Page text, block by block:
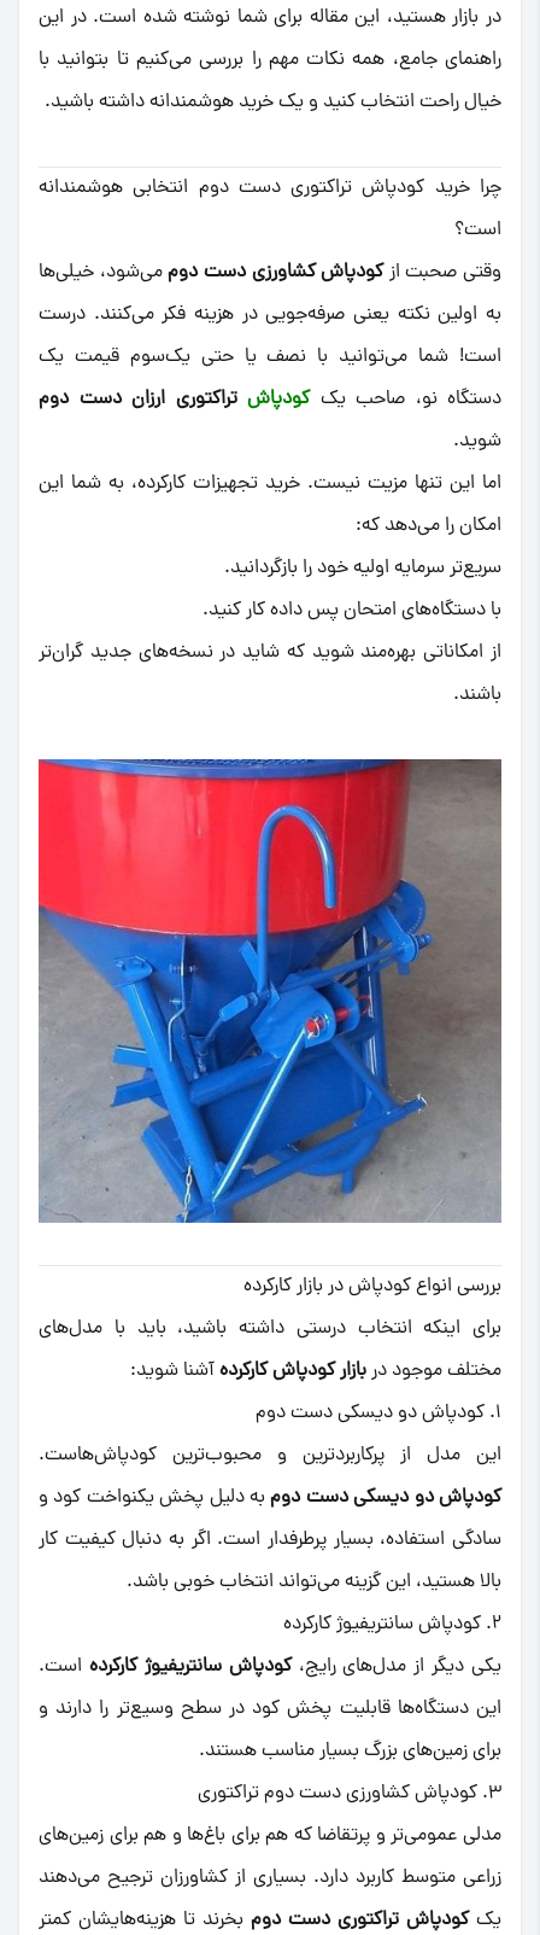
در بازار هستید، این مقاله برای شما نوشته شده است. در این
راهنمای جامع، همه نکات مهم را بررسی می‌کنیم تا بتوانید با
خیال راحت انتخاب کنید و یک خرید هوشمندانه داشته باشید.
چرا خرید کودپاش تراکتوری دست دوم انتخابی هوشمندانه
است؟
وقتی صحبت ازکودپاش کشاورزی دست دوممی‌شود، خیلی‌ها
به اولین نکته یعنی صرفه‌جویی در هزینه فکر می‌کنند. درست
است! شما می‌توانید با نصف یا حتی یک‌سوم قیمت یک
دستگاه نو، صاحب یککودپاش تراکتوری ارزان دست دوم
شوید.
اما این تنها مزیت نیست. خرید تجهیزات کارکرده، به شما این
امکان را می‌دهد که:
سریع‌تر سرمایه اولیه خود را بازگردانید.
با دستگاه‌های امتحان پس داده کار کنید.
از امکاناتی بهره‌مند شوید که شاید در نسخه‌های جدید گران‌تر
باشند.
بررسی انواع کودپاش در بازار کارکرده
برای اینکه انتخاب درستی داشته باشید، باید با مدل‌های
مختلف موجود دربازار کودپاش کارکردهآشنا شوید:
۱. کودپاش دو دیسکی دست دوم
این مدل از پرکاربردترین و محبوب‌ترین کودپاش‌هاست.
کودپاش دو دیسکی دست دومبه دلیل پخش یکنواخت کود و
سادگی استفاده، بسیار پرطرفدار است. اگر به دنبال کیفیت کار
بالا هستید، این گزینه می‌تواند انتخاب خوبی باشد.
۲. کودپاش سانتریفیوژ کارکرده
یکی دیگر از مدل‌های رایج،کودپاش سانتریفیوژ کارکرده است.
این دستگاه‌ها قابلیت پخش کود در سطح وسیع‌تر را دارند و
برای زمین‌های بزرگ بسیار مناسب هستند.
۳. کودپاش کشاورزی دست دوم تراکتوری
مدلی عمومی‌تر و پرتقاضا که هم برای باغ‌ها و هم برای زمین‌های
زراعی متوسط کاربرد دارد. بسیاری از کشاورزان ترجیح می‌دهند
یککودپاش تراکتوری دست دوم بخرند تا هزینه‌هایشان کمتر